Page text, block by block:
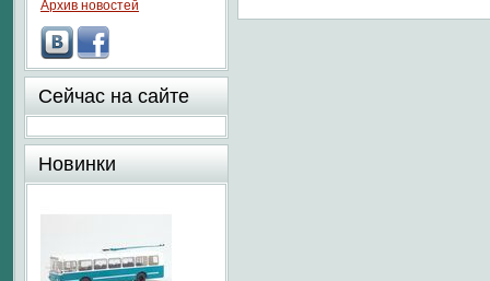
Архив новостей
Сейчас на сайте
Новинки